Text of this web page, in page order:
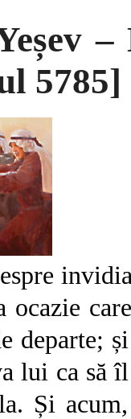
5785]
ocazie
departe;
lui ca să
Și